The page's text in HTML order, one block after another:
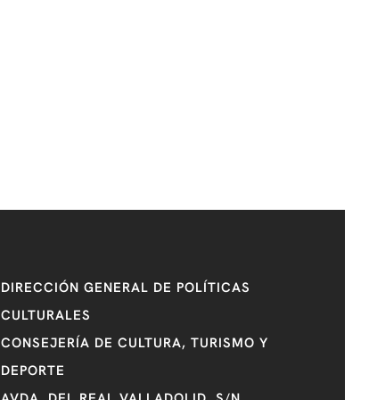
DIRECCIÓN GENERAL DE POLÍTICAS
CULTURALES
CONSEJERÍA DE CULTURA, TURISMO Y
DEPORTE